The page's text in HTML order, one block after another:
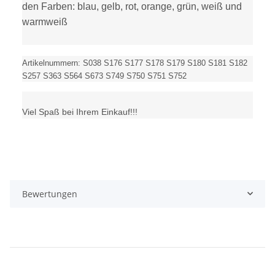
den Farben: blau, gelb, rot, orange, grün, weiß und
warmweiß
Artikelnummern: S038 S176 S177 S178 S179 S180 S181 S182
S257 S363 S564 S673 S749 S750 S751 S752
Viel Spaß bei Ihrem Einkauf!!!
Bewertungen